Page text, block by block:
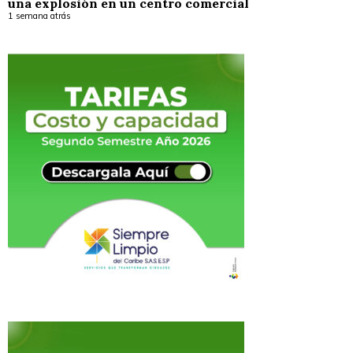
1 semana atrás